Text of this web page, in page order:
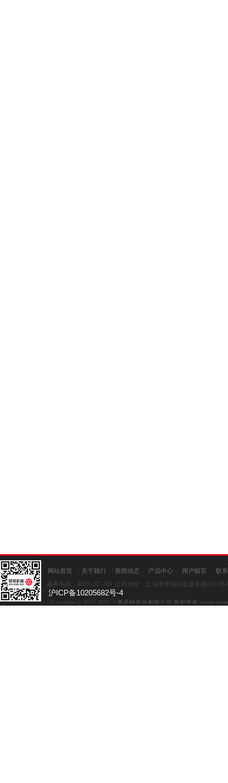
网站首页 关于我们 新闻动态 产品中心 用户留言
联
服务电话：4007-287-789 公司地址：上海市青浦区盈港东路6433号
沪ICP备10205682号-4
Copyright © 2015-2025,上 海圣驰实业有限公司 版权所有